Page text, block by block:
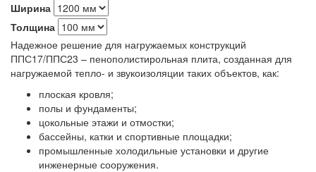
Ширина
Толщина
Надежное решение для нагружаемых конструкций
ППС17/ППС23 – пенополистирольная плита, созданная для
нагружаемой тепло- и звукоизоляции таких объектов, как:
плоская кровля;
полы и фундаменты;
цокольные этажи и отмостки;
бассейны, катки и спортивные площадки;
промышленные холодильные установки и другие
инженерные сооружения.